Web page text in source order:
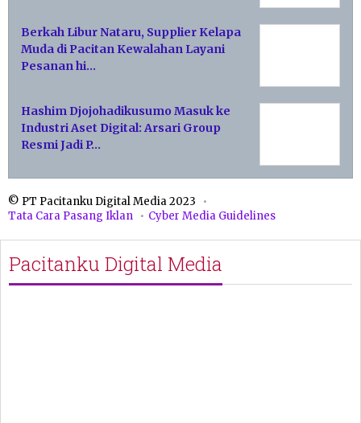
Berkah Libur Nataru, Supplier Kelapa
Muda di Pacitan Kewalahan Layani
Pesanan hi…
Hashim Djojohadikusumo Masuk ke
Industri Aset Digital: Arsari Group
Resmi Jadi P…
© PT Pacitanku Digital Media 2023
Tata Cara Pasang Iklan
Cyber Media Guidelines
Pacitanku Digital Media